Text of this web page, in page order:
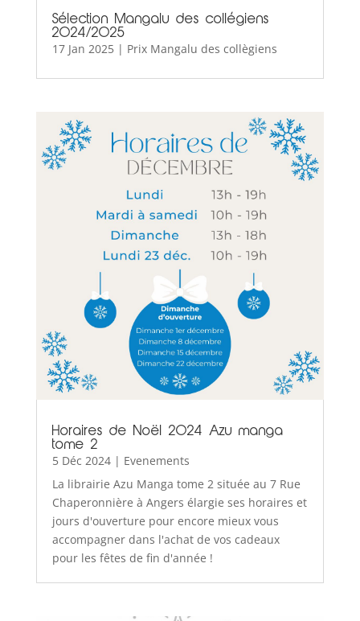
Sélection Mangalu des collégiens
2024/2025
17 Jan 2025| Prix Mangalu des collègiens
Horaires de Noël 2024 Azu manga
tome 2
5 Déc 2024| Evenements
La librairie Azu Manga tome 2 située au 7 Rue
Chaperonnière à Angers élargie ses horaires et
jours d'ouverture pour encore mieux vous
accompagner dans l'achat de vos cadeaux
pour les fêtes de fin d'année !